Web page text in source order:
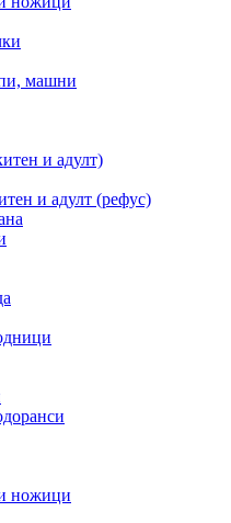
машни
и адулт)
и адулт (рефус)
ножици